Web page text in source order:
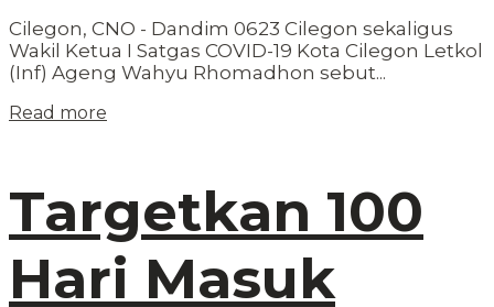
Cilegon, CNO - Dandim 0623 Cilegon sekaligus
Wakil Ketua I Satgas COVID-19 Kota Cilegon Letkol
(Inf) Ageng Wahyu Rhomadhon sebut...
Read more
Targetkan 100
Hari Masuk